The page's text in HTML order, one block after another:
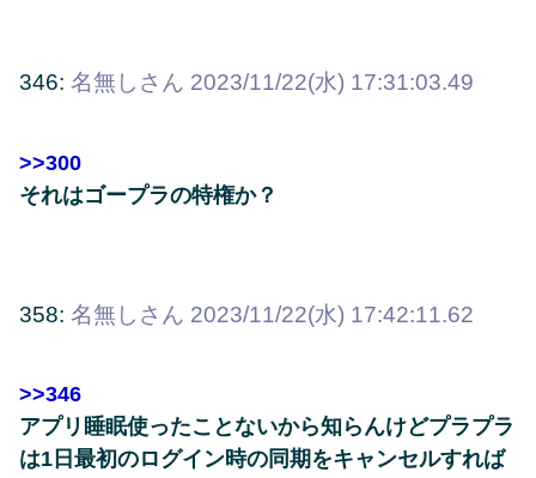
346: 名無しさん 2023/11/22(水) 17:31:03.49
>>300
それはゴープラの特権か？
358: 名無しさん 2023/11/22(水) 17:42:11.62
>>346
アプリ睡眠使ったことないから知らんけどプラプラ
は1日最初のログイン時の同期をキャンセルすれば